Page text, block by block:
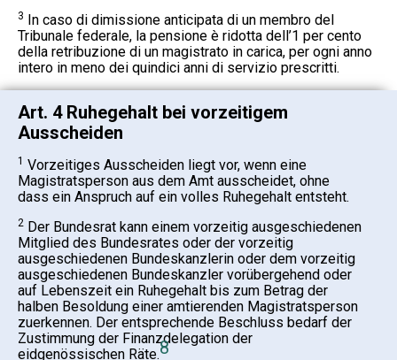
3 In caso di dimissione anticipata di un membro del
Tribunale federale, la pensione è ridotta dell’1 per cento
della retribuzione di un magistrato in carica, per ogni anno
intero in meno dei quindici anni di servizio prescritti.
Art. 4 Ruhegehalt bei vorzeitigem
Ausscheiden
1 Vorzeitiges Ausscheiden liegt vor, wenn eine
Magistratsperson aus dem Amt ausscheidet, ohne
dass ein Anspruch auf ein volles Ruhegehalt entsteht.
2 Der Bundesrat kann einem vorzeitig ausgeschiedenen
Mitglied des Bundesrates oder der vorzeitig
ausgeschiedenen Bundeskanzlerin oder dem vorzeitig
ausgeschiedenen Bundeskanzler vorübergehend oder
auf Lebenszeit ein Ruhegehalt bis zum Betrag der
halben Besoldung einer amtierenden Magistratsperson
zuerkennen. Der entsprechende Beschluss bedarf der
Zustimmung der Finanzdelegation der
eidgenössischen Räte.8